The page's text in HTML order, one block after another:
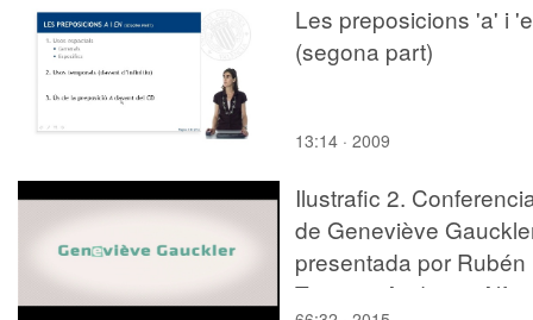
Les preposicions 'a' i
(segona part)
13:14 · 2009
Ilustrafic 2.
de Geneviève
presentada por Rubén
Tortosa. Auditorio